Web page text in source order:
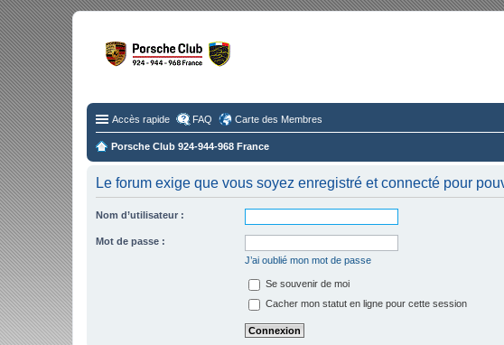
Accès rapide FAQ Carte des Membres
Porsche Club 924-944-968 France
Le forum exige que vous soyez enregistré et connecté pour
Nom d’utilisateur :
Mot de passe :
J’ai oublié mon mot de passe
Se souvenir de moi
Cacher mon statut en ligne pour cette session